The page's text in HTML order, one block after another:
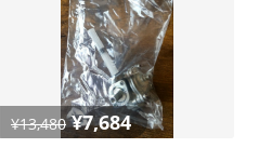
¥13,480 ¥7,684